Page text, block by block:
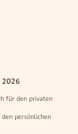
2026
für den privaten
persönlichen